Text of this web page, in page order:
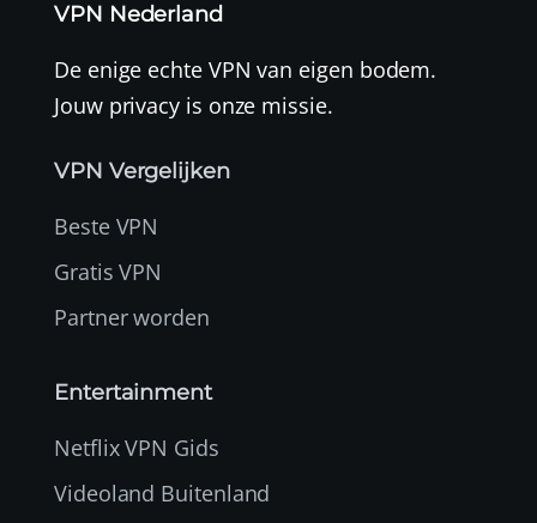
VPN Nederland
De enige echte VPN van eigen bodem.
Jouw privacy is onze missie.
VPN Vergelijken
Beste VPN
Gratis VPN
Partner worden
Entertainment
Netflix VPN Gids
Videoland Buitenland